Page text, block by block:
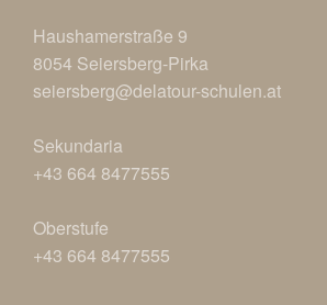
Haushamerstraße 9
8054 Seiersberg-Pirka
seiersberg@delatour-schulen.at
Sekundaria
+43 664 8477555
Oberstufe
+43 664 8477555